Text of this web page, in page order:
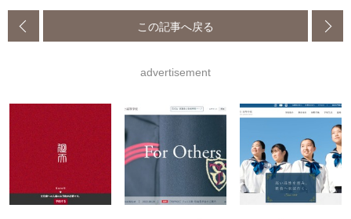
この記事へ戻る
advertisement